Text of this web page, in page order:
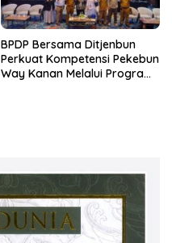
BPDP Bersama Ditjenbun
Perkuat Kompetensi Pekebun
Way Kanan Melalui Program